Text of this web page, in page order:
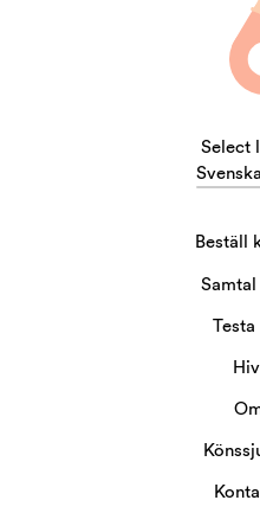
Select
Svenska
Beställ
Testa